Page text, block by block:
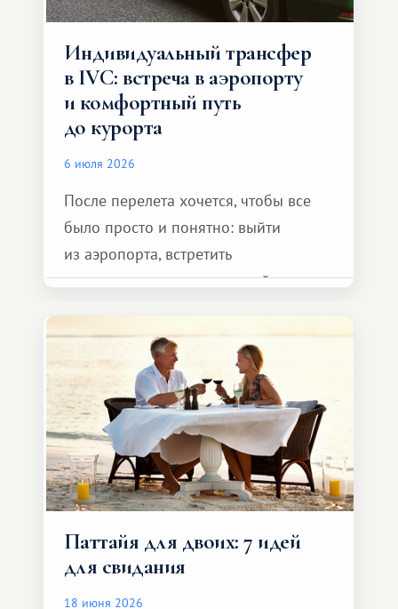
Индивидуальный трансфер
в IVC: встреча в аэропорту
и комфортный путь
до курорта
6 июля 2026
После перелета хочется, чтобы все
было просто и понятно: выйти
из аэропорта, встретить
представителя транспортной
и спокойно доехать до курорта.
Паттайя для двоих: 7 идей
для свидания
18 июня 2026